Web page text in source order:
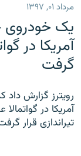
مرداد ۰۱, ۱۳۹۷
یک
آمریکا در
گرفت
رویترز گزارش
آمریکا در
تیراندازی قرار